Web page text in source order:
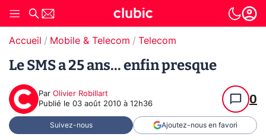
Accueil Mobile & Telecom Telecom
Le SMS a 25 ans... enfin presque
Par Olivier Robillart
Publié le 03 août 2010 à 12h36 0
Suivez-nous Ajoutez-nous en favori